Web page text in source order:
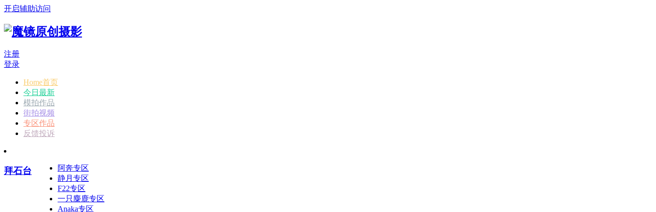
开启辅助访问
注册
登录
Home首页
今日最新
模拍作品
街拍视频
专区作品
反馈投诉
拜石台
阿奔专区
静月专区
F22专区
一只麋鹿专区
Anaka专区